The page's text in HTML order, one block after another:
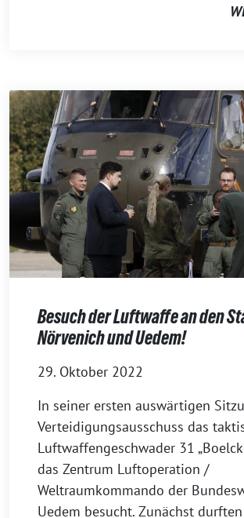
Besuch der Luftwaffe an den
Nörvenich und Uedem!
29. Oktober 2022
In seiner ersten auswärtigen
Verteidigungsausschuss das
Luftwaffengeschwader 31
das Zentrum Luftoperation /
Weltraumkommando der
Uedem besucht. Zunächst